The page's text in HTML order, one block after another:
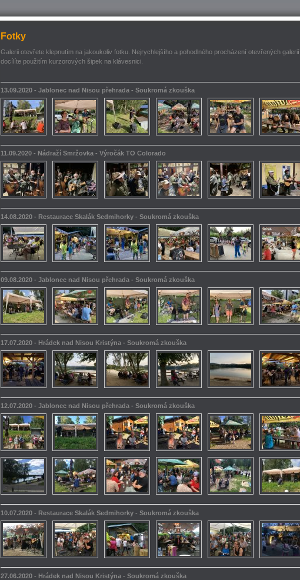
Fotky
Galerii otevřete klepnutím na jakoukoliv fotku. Nejrychlejšího a pohodlného procházení otevřených galerií
docílíte použitím kurzorových šipek na klávesnici.
13.09.2020 - Jablonec nad Nisou přehrada - Soukromá zkouška
11.09.2020 - Nádraží Smržovka - Výročák TO Colorado
14.08.2020 - Restaurace Skalák Sedmihorky - Soukromá zkouška
09.08.2020 - Jablonec nad Nisou přehrada - Soukromá zkouška
17.07.2020 - Hrádek nad Nisou Kristýna - Soukromá zkouška
12.07.2020 - Jablonec nad Nisou přehrada - Soukromá zkouška
10.07.2020 - Restaurace Skalák Sedmihorky - Soukromá zkouška
27.06.2020 - Hrádek nad Nisou Kristýna - Soukromá zkouška